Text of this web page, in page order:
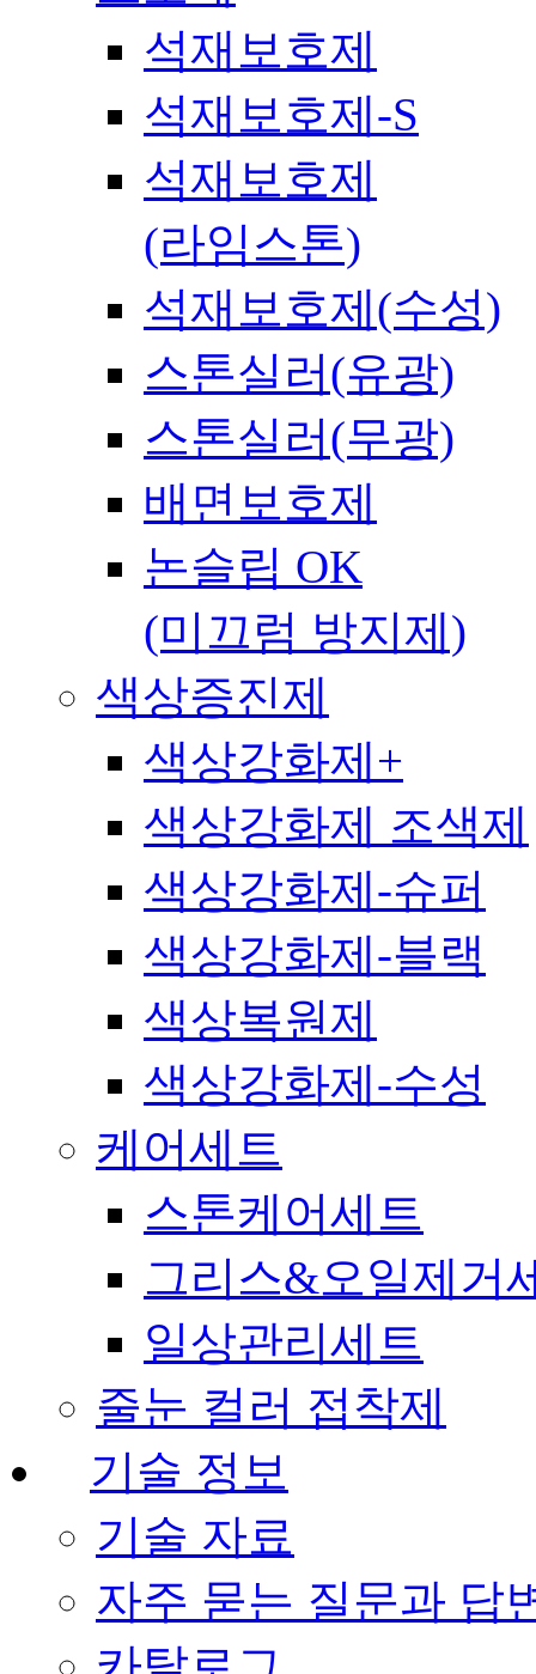
석재보호제
석재보호제-S
석재보호제
(라임스톤)
석재보호제(수성)
스톤실러(유광)
스톤실러(무광)
배면보호제
논슬립 OK
(미끄럼 방지제)
색상증진제
색상강화제+
색상강화제 조색제
색상강화제-슈퍼
색상강화제-블랙
색상복원제
색상강화제-수성
케어세트
스톤케어세트
그리스&오일제거
일상관리세트
줄눈 컬러 접착제
기술 정보
기술 자료
자주 묻는 질문과 답